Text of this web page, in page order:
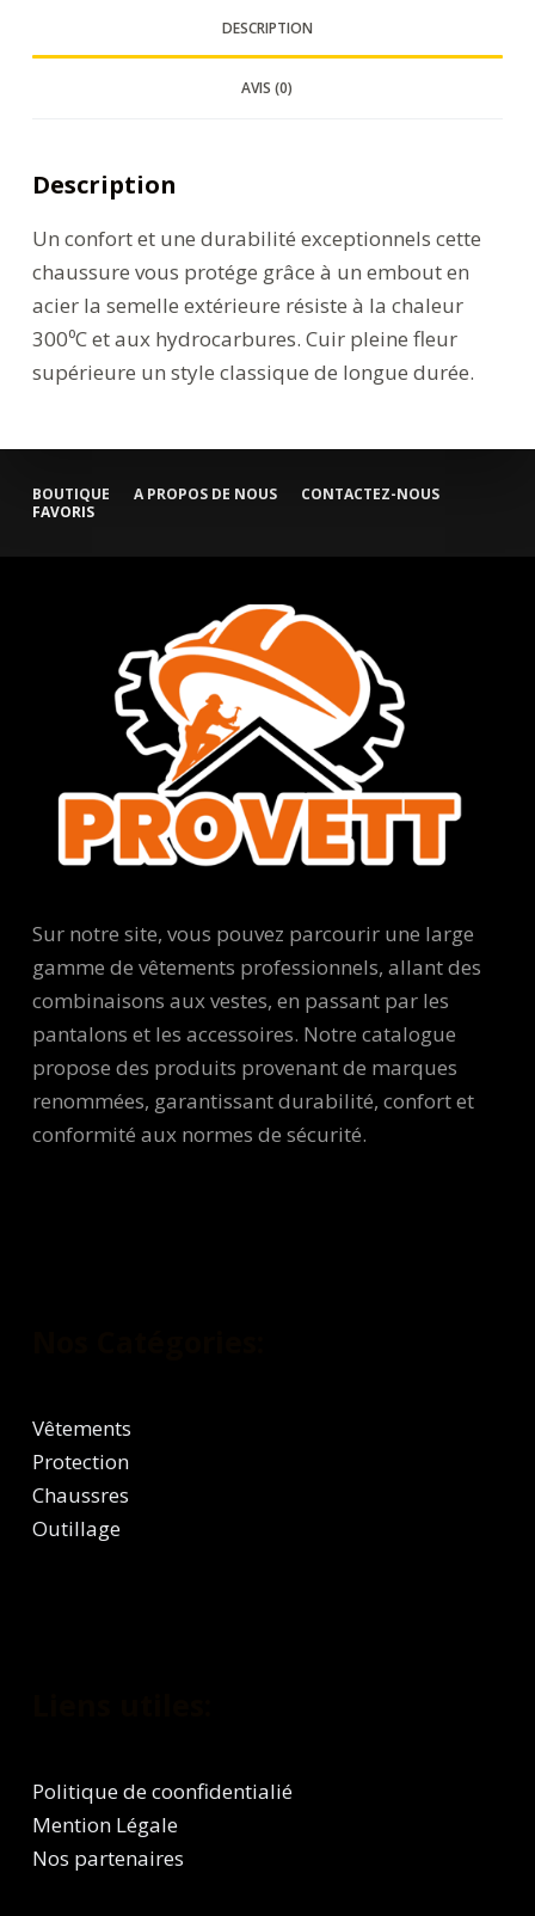
DESCRIPTION
AVIS (0)
Description
Un confort et une durabilité exceptionnels cette
chaussure vous protége grâce à un embout en
acier la semelle extérieure résiste à la chaleur
300⁰C et aux hydrocarbures. Cuir pleine fleur
supérieure un style classique de longue durée.
BOUTIQUE A PROPOS DE NOUS
CONTACTEZ-NOUS
FAVORIS
Sur notre site, vous pouvez parcourir une large
gamme de vêtements professionnels, allant des
combinaisons aux vestes, en passant par les
pantalons et les accessoires. Notre catalogue
propose des produits provenant de marques
renommées, garantissant durabilité, confort et
conformité aux normes de sécurité.
Vêtements
Protection
Chaussres
Outillage
Politique de coonfidentialié
Mention Légale
Nos partenaires